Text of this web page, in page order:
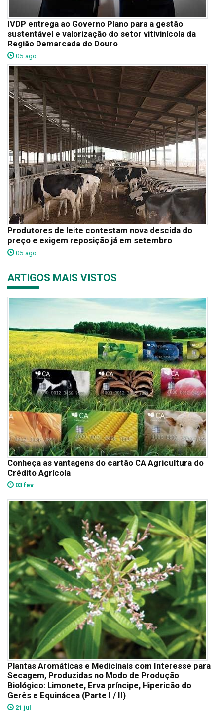
IVDP entrega ao Governo Plano para a gestão
sustentável e valorização do setor vitivinícola da
Região Demarcada do Douro
05 ago
Produtores de leite contestam nova descida do
preço e exigem reposição já em setembro
05 ago
ARTIGOS MAIS VISTOS
Conheça as vantagens do cartão CA Agricultura do
Crédito Agrícola
03 fev
Plantas Aromáticas e Medicinais com Interesse para
Secagem, Produzidas no Modo de Produção
Biológico: Limonete, Erva príncipe, Hipericão do
Gerês e Equinácea (Parte I / II)
21 jul